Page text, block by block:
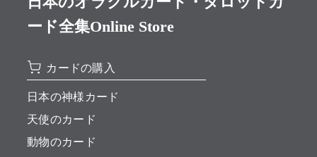
ード全集Online Store
カードの購入
日本の神様カード
天使のカード
動物のカード